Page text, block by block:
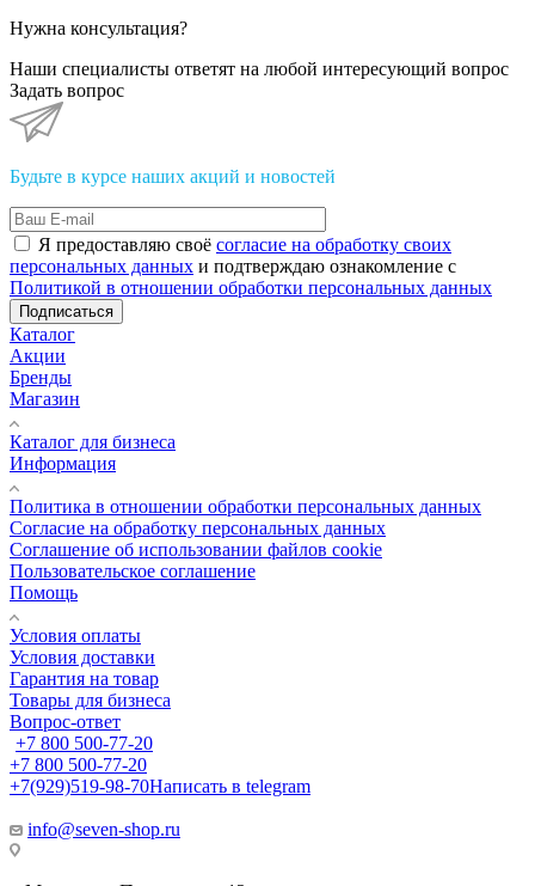
Нужна консультация?
Наши специалисты ответят на любой интересующий вопрос
Задать вопрос
Будьте в курсе наших акций и новостей
Я предоставляю своё согласие на обработку своих
персональных данных и подтверждаю ознакомление с
Политикой в отношении обработки персональных данных
Подписаться
Каталог
Акции
Бренды
Магазин
Каталог для бизнеса
Информация
Политика в отношении обработки персональных данных
Cогласие на обработку персональных данных
Cоглашение об использовании файлов cookie
Пользовательское соглашение
Помощь
Условия оплаты
Условия доставки
Гарантия на товар
Товары для бизнеса
Вопрос-ответ
+7 800 500-77-20
+7 800 500-77-20
+7(929)519-98-70Написать в telegram
info@seven-shop.ru